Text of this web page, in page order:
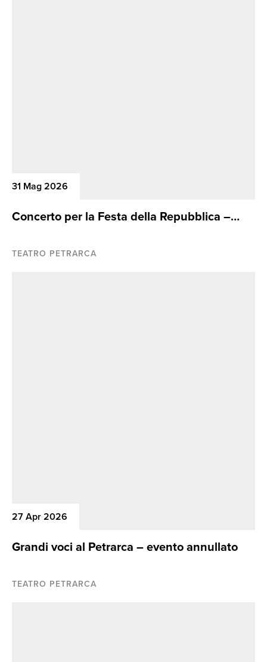
31 Mag 2026
Concerto per la Festa della Repubblica –
TEATRO PETRARCA
27 Apr 2026
Grandi voci al Petrarca – evento annullato
TEATRO PETRARCA